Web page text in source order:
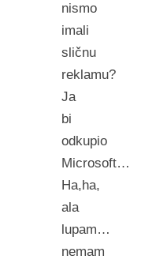
nismo
imali
sličnu
reklamu?
Ja
bi
odkupio
Microsoft…
Ha,ha,
ala
lupam…
nemam